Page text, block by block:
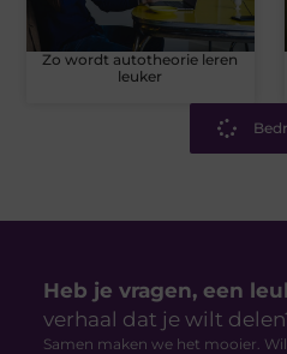
Zo wordt autotheorie leren
leuker
Heb je vragen, een
verhaal dat je wilt
Samen maken we het mooier. Wil